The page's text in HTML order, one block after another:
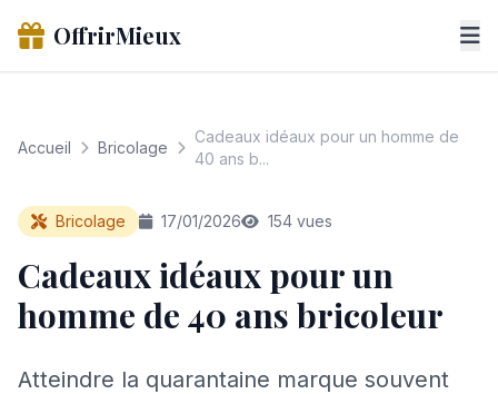
OffrirMieux
Accueil Bricolage
Cadeaux idéaux pour un homme de
40 ans b...
Bricolage 17/01/2026 154 vues
Cadeaux idéaux pour un
homme de 40 ans bricoleur
Atteindre la quarantaine marque souvent